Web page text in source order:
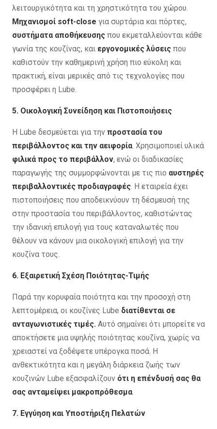
λειτουργικότητα και τη χρηστικότητα του χώρου.
Μηχανισμοί soft-close για συρτάρια και πόρτες,
συστήματα αποθήκευσης που εκμεταλλεύονται κάθε
γωνία της κουζίνας, και εργονομικές λύσεις που
καθιστούν την καθημερινή χρήση πιο εύκολη και
πρακτική, είναι μερικές από τις τεχνολογίες που
προσφέρει η Lube.
5. Οικολογική Συνείδηση και Πιστοποιήσεις
Η Lube δεσμεύεται για την προστασία του
περιβάλλοντος και την αειφορία. Χρησιμοποιεί υλικά
φιλικά προς το περιβάλλον, ενώ οι διαδικασίες
παραγωγής της συμμορφώνονται με τις πιο αυστηρές
περιβαλλοντικές προδιαγραφές. Η εταιρεία έχει
πιστοποιήσεις που αποδεικνύουν τη δέσμευσή της
στην προστασία του περιβάλλοντος, καθιστώντας
την ιδανική επιλογή για τους καταναλωτές που
θέλουν να κάνουν μια οικολογική επιλογή για την
κουζίνα τους.
6. Εξαιρετική Σχέση Ποιότητας-Τιμής
Παρά την κορυφαία ποιότητα και την προσοχή στη
λεπτομέρεια, οι κουζίνες Lube διατίθενται σε
ανταγωνιστικές τιμές. Αυτό σημαίνει ότι μπορείτε να
αποκτήσετε μια υψηλής ποιότητας κουζίνα, χωρίς να
χρειαστεί να ξοδέψετε υπέρογκα ποσά. Η
ανθεκτικότητα και η μεγάλη διάρκεια ζωής των
κουζινών Lube εξασφαλίζουν ότι η επένδυσή σας θα
σας ανταμείψει μακροπρόθεσμα.
7. Εγγύηση και Υποστήριξη Πελατών